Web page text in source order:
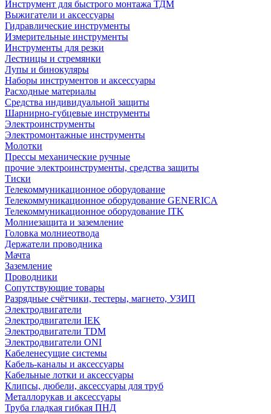
Инструмент для быстрого монтажа ТДМ
Выжигатели и аксессуары
Гидравлические инструменты
Измерительные инструменты
Инструменты для резки
Лестницы и стремянки
Лупы и бинокуляры
Наборы инструментов и аксессуары
Расходные материалы
Средства индивидуальной защиты
Шарнирно-губцевые инструменты
Электроинструменты
Электромонтажные инструменты
Молотки
Прессы механические ручные
прочие электроинструменты, средства защиты
Тиски
Телекоммуникационное оборудование
Телекоммуникационное оборудование GENERICA
Телекоммуникационное оборудование ITK
Молниезащита и заземление
Головка молниеотвода
Держатели проводника
Мачта
Заземление
Проводники
Сопутствующие товары
Разрядные счётчики, тестеры, магнето, УЗИП
Электродвигатели
Электродвигатели IEK
Электродвигатели TDM
Электродвигатели ONI
Кабеленесущие системы
Кабель-каналы и аксессуары
Кабельные лотки и аксессуары
Клипсы, дюбели, аксессуары для труб
Металлорукав и аксессуары
Труба гладкая гибкая ПНД